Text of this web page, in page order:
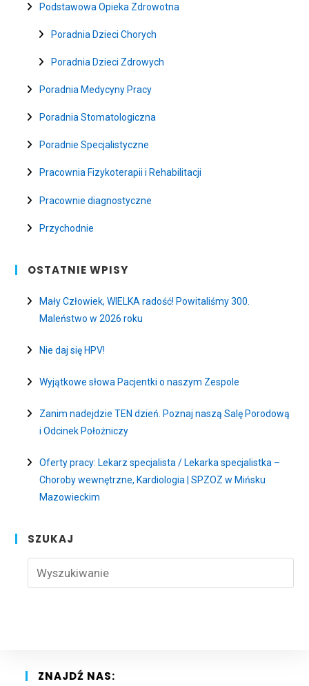
Podstawowa Opieka Zdrowotna
Poradnia Dzieci Chorych
Poradnia Dzieci Zdrowych
Poradnia Medycyny Pracy
Poradnia Stomatologiczna
Poradnie Specjalistyczne
Pracownia Fizykoterapii i Rehabilitacji
Pracownie diagnostyczne
Przychodnie
OSTATNIE WPISY
Mały Człowiek, WIELKA radość! Powitaliśmy 300.
Maleństwo w 2026 roku
Nie daj się HPV!
Wyjątkowe słowa Pacjentki o naszym Zespole
Zanim nadejdzie TEN dzień. Poznaj naszą Salę Porodową
i Odcinek Położniczy
Oferty pracy: Lekarz specjalista / Lekarka specjalistka –
Choroby wewnętrzne, Kardiologia | SPZOZ w Mińsku
Mazowieckim
SZUKAJ
ZNAJDŹ NAS: